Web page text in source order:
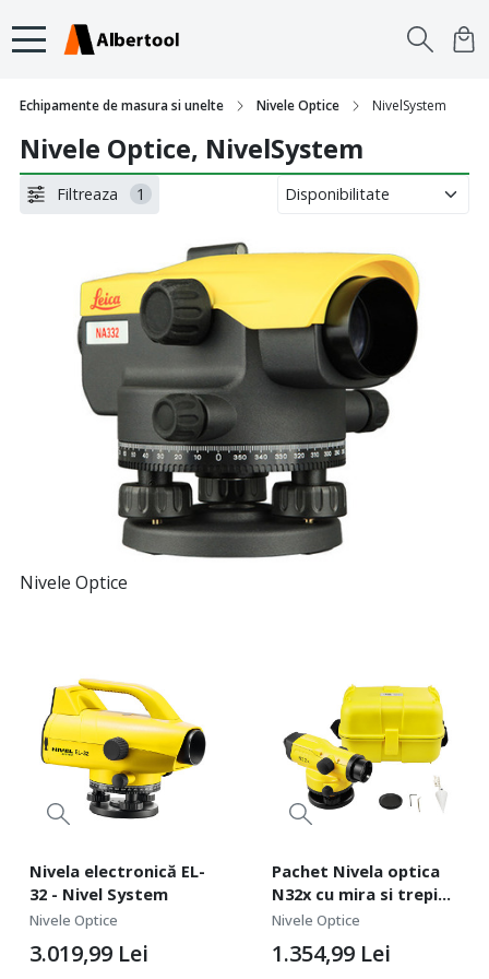
Echipamente de masura si unelte Nivele Optice NivelSystem
Nivele Optice, NivelSystem
Filtreaza 1
Nivele Optice
Nivela electronică EL-
32 - Nivel System
Nivele Optice
3.019,99 Lei
Pachet Nivela optica
N32x cu mira si trepied
- Nivel System
Nivele Optice
1.354,99 Lei